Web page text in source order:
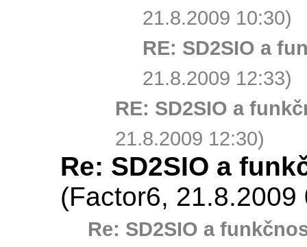
21.8.2009 10:30)
RE: SD2SIO a
21.8.2009 12:33)
RE: SD2SIO a
21.8.2009 12:30)
Re: SD2SIO a
(Factor6, 21.8.2009
Re: SD2SIO a